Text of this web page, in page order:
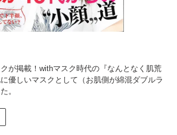
が掲載！withマスク時代の『なんとなく肌荒
優しいマスクとして（お肌側が綿混ダブルラ
。